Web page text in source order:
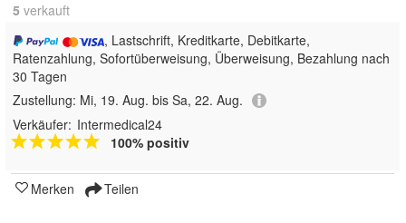
5 verkauft
, Lastschrift, Kreditkarte, Debitkarte,
Ratenzahlung, Sofortüberweisung, Überweisung, Bezahlung nach
30 Tagen
Zustellung: Mi, 19. Aug. bis Sa, 22. Aug.
Verkäufer: Intermedical24
100% positiv
Merken Teilen